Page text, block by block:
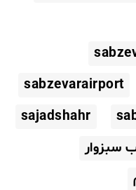
sabzevarairport
sajadshahr
سبزوار